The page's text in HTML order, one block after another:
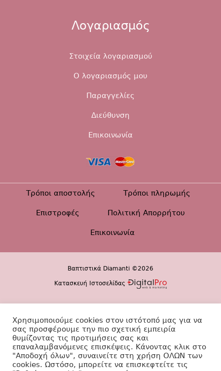
Λογαριασμός
Στοιχεία λογαριασμού
Ο λογαριασμός μου
Παραγγελίες
Διεύθυνση
Επικοινωνία
Τρόποι αποστολής Τρόποι πληρωμής
Επιστροφές Πολιτική Απορρήτου
Επικοινωνία
Βαπτιστικά Diamanti ©2026
Κατασκευή Ιστοσελίδας
Χρησιμοποιούμε cookies στον ιστότοπό μας για να
σας προσφέρουμε την πιο σχετική εμπειρία
θυμίζοντας τις προτιμήσεις σας και
επαναλαμβανόμενες επισκέψεις. Κάνοντας κλικ στο
"Αποδοχή όλων", συναινείτε στη χρήση ΟΛΩΝ των
cookies. Ωστόσο, μπορείτε να επισκεφτείτε τις